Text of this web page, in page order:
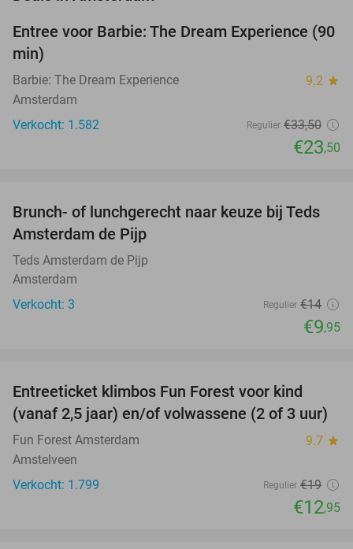
30%
Entree voor Barbie: The Dream Experience (90
min)
Barbie: The Dream Experience 9.2 star
Amsterdam
Verkocht: 1.582
Regulier €33,50
€23,50
29%
TODAY
Brunch- of lunchgerecht naar keuze bij Teds
Amsterdam de Pijp
Teds Amsterdam de Pijp
Amsterdam
Verkocht: 3
Regulier €14
€9,95
Entreeticket klimbos Fun Forest voor kind
(vanaf 2,5 jaar) en/of volwassene (2 of 3 uur)
Fun Forest Amsterdam 9.7 star
Amstelveen
Verkocht: 1.799
Regulier €19
€12,95